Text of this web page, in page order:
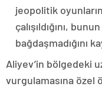
jeopolitik
çalışıldığını,
bağdaşmadığını
Aliyev’in bölgedeki
vurgulamasına